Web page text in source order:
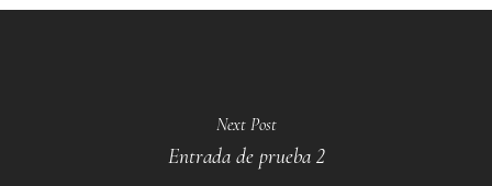
Next Post
Entrada de prueba 2